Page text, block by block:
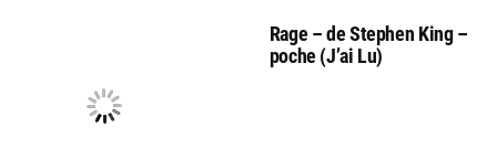
Rage – de Stephen King –
poche (J’ai Lu)